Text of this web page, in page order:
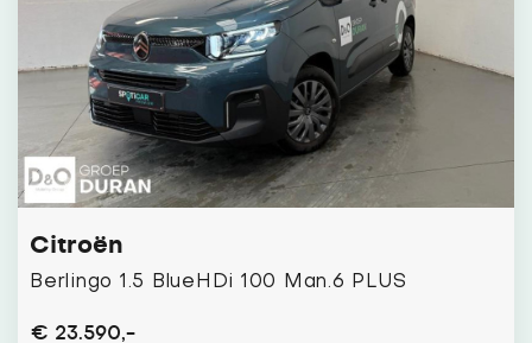
Citroën
Berlingo 1.5 BlueHDi 100 Man.6 PLUS
€ 23.590,-